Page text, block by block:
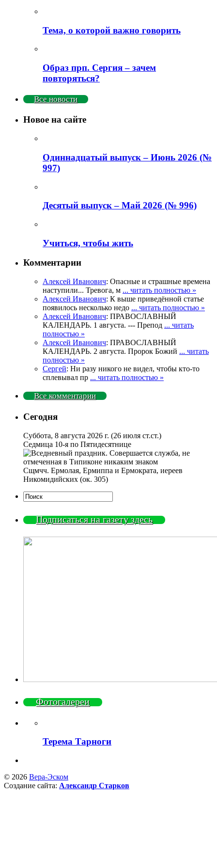
Тема, о которой важно говорить
Образ прп. Сергия – зачем
повторяться?
Все новости
Новое на сайте
Одиннадцатый выпуск – Июнь 2026 (№
997)
Деcятый выпуск – Май 2026 (№ 996)
Учиться, чтобы жить
Комментарии
Алексей Иванович: Опасные и страшные времена
наступили... Тревога, м ... читать полностью »
Алексей Иванович: К выше приведённой статье
появилось несколько недо ... читать полностью »
Алексей Иванович: ПРАВОСЛАВНЫЙ
КАЛЕНДАРЬ. 1 августа. --- Препод ... читать
полностью »
Алексей Иванович: ПРАВОСЛАВНЫЙ
КАЛЕНДАРЬ. 2 августа. Пророк Божий ... читать
полностью »
Сергей: Ни разу никого не видел, чтобы кто-то
сплевывал пр ... читать полностью »
Все комментарии
Сегодня
Суббота, 8 августа 2026 г. (26 июля ст.ст.)
Седмица 10-я по Пятидесятнице
Сщмчч. Ермолая, Ермиппа и Ермократа, иереев
Никомидийских (ок. 305)
Подписаться на газету здесь
Фотогалереи
Терема Тарноги
© 2026 Вера-Эском
Создание сайта: Александр Старков